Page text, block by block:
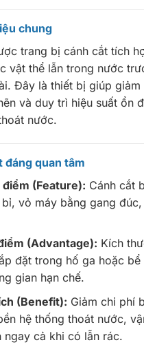
chung
trang bị cánh cắt tích
vật thể lẫn trong nước
Đây là thiết bị giúp giảm
và duy trì hiệu suất ổn
nước.
đáng quan tâm
(Feature): Cánh cắt
bỉ, vỏ máy bằng gang
(Advantage): Kích
đặt trong hố ga hoặc
gian hạn chế.
(Benefit): Giảm chi phí
hệ thống thoát nước,
ngay cả khi có lẫn rác.